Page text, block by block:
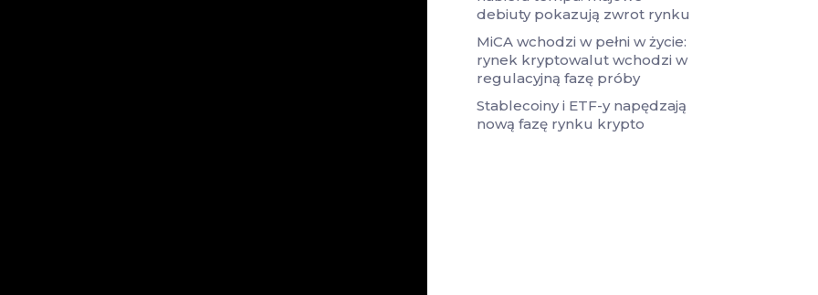
debiuty pokazują zwrot rynku
MiCA wchodzi w pełni w życie:
rynek kryptowalut wchodzi w
regulacyjną fazę próby
Stablecoiny i ETF-y napędzają
nową fazę rynku krypto